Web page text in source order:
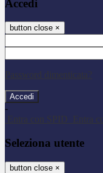
Accedi
button close ×
Password dimenticata?
-
Entra con SPID
Entra
Seleziona utente
button close ×